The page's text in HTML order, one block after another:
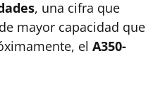
, una cifra que
mayor capacidad que
el A350-